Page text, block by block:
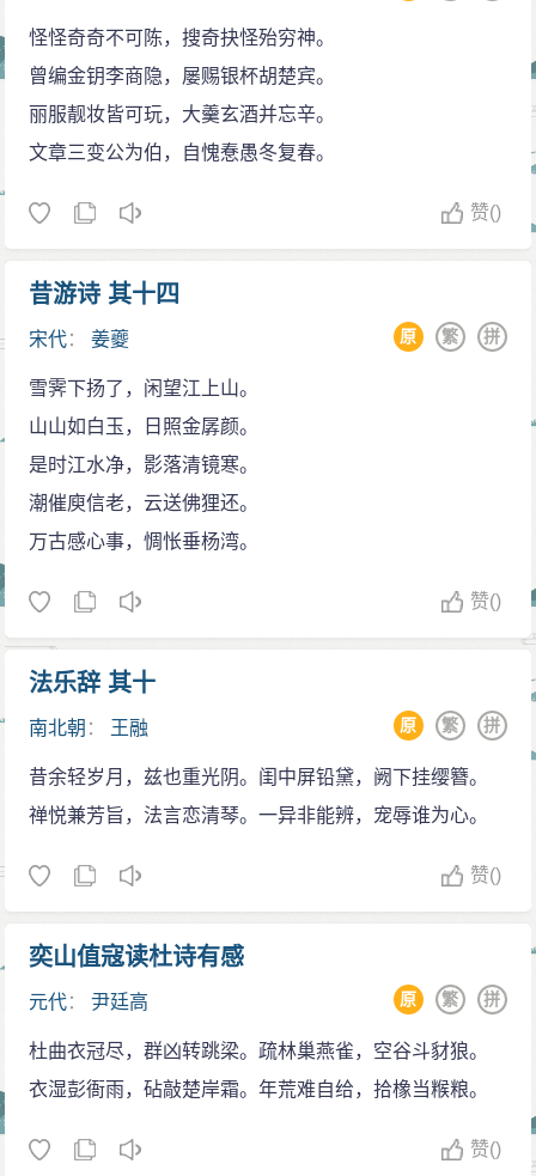
怪怪奇奇不可陈，搜奇抉怪殆穷神。
曾编金钥李商隐，屡赐银杯胡楚宾。
丽服靓妆皆可玩，大羹玄酒并忘辛。
文章三变公为伯，自愧惷愚冬复春。
赞()
昔游诗 其十四
宋代：姜夔 拼
繁
原
雪霁下扬了，闲望江上山。
山山如白玉，日照金孱颜。
是时江水净，影落清镜寒。
潮催庾信老，云送佛狸还。
万古感心事，惆怅垂杨湾。
赞()
法乐辞 其十
南北朝 ： 王融 拼
繁
原
昔余轻岁月，兹也重光阴。闺中屏铅黛，阙下挂缨簪。
禅悦兼芳旨，法言恋清琴。一异非能辨，宠辱谁为心。
赞()
奕山值寇读杜诗有感
元代：尹廷高 拼
繁
原
杜曲衣冠尽，群凶转跳梁。疏林巢燕雀，空谷斗豺狼。
衣湿彭衙雨，砧敲楚岸霜。年荒难自给，拾橡当糇粮。
赞()